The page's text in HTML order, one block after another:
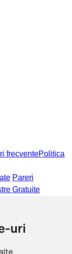
uri
frecventePolitica
Pareri
Gratuite